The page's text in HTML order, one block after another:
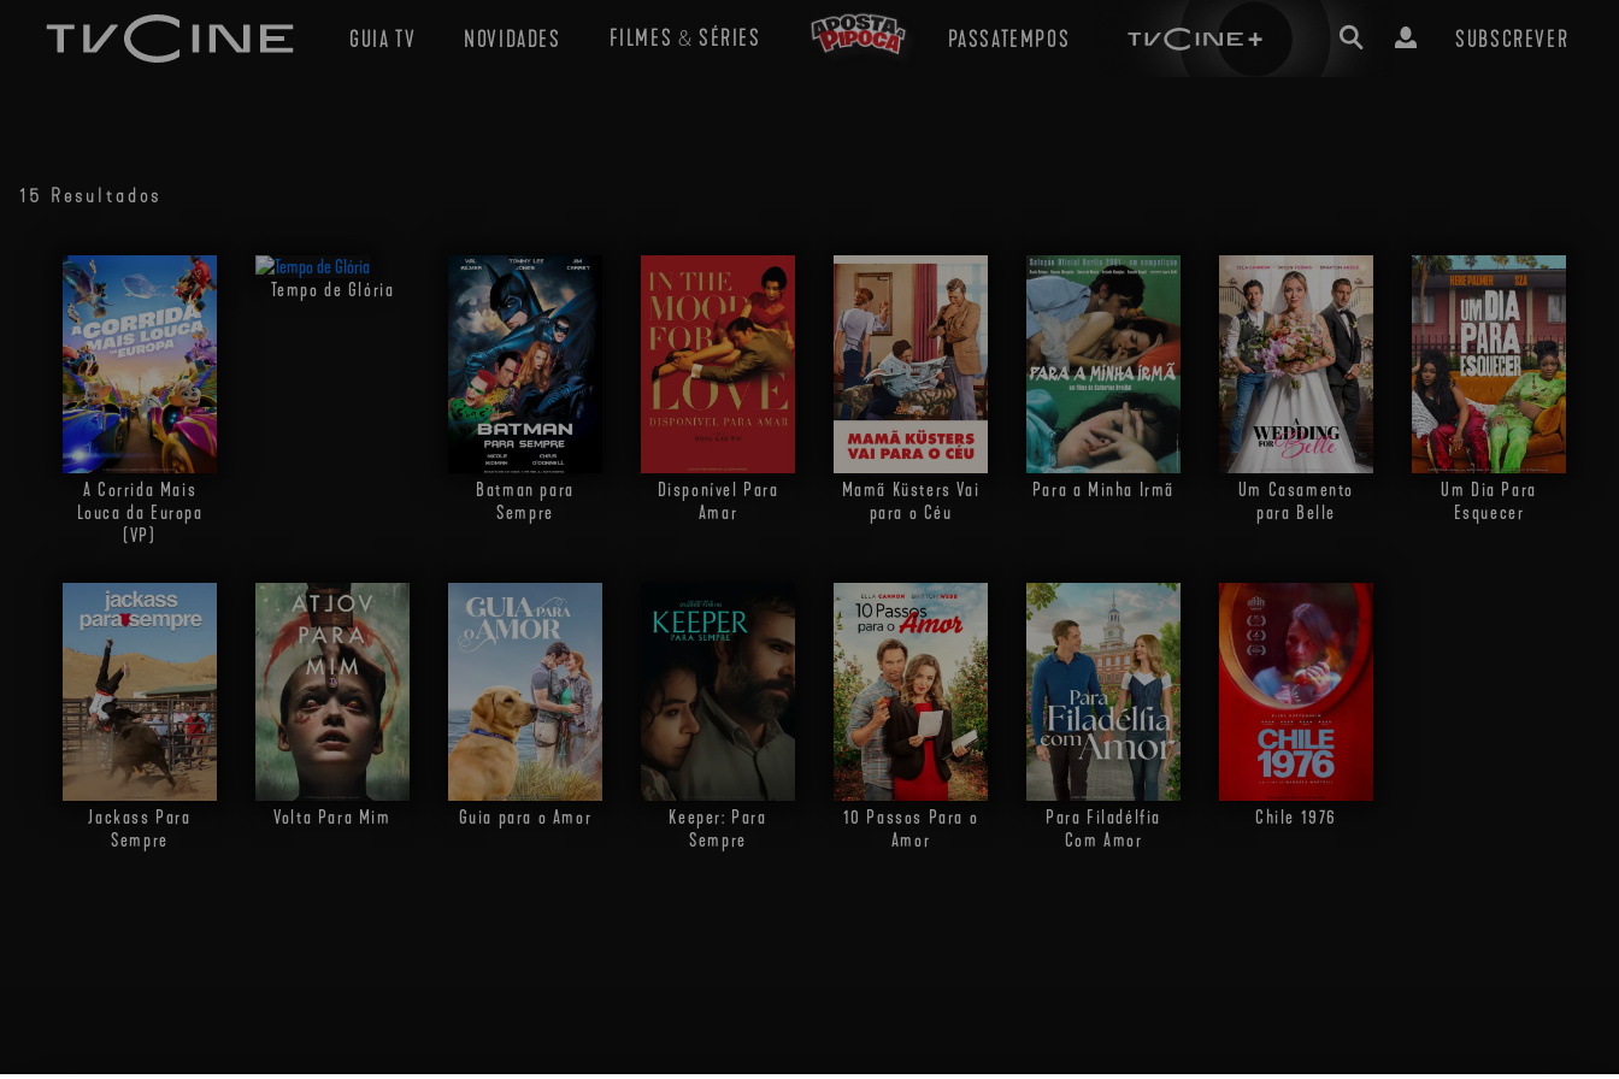
GUIA TV NOVIDADES FILMES & SÉRIES PASSATEMPOS SUBSCREVER
15 Resultados
A Corrida Mais
Louca da Europa
(VP)
Tempo de Glória
Batman para
Sempre
Disponível Para
Amar
Mamã Küsters Vai
para o Céu
Para a Minha Irmã
Um Casamento
para Belle
Um Dia Para
Esquecer
Jackass Para
Sempre
Volta Para Mim Guia para o Amor
Keeper: Para
Sempre
10 Passos Para o
Amor
Para Filadélfia
Com Amor
Chile 1976